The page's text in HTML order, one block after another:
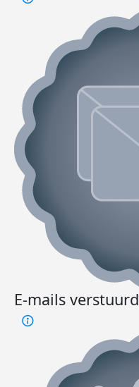
E-mails verstuurd